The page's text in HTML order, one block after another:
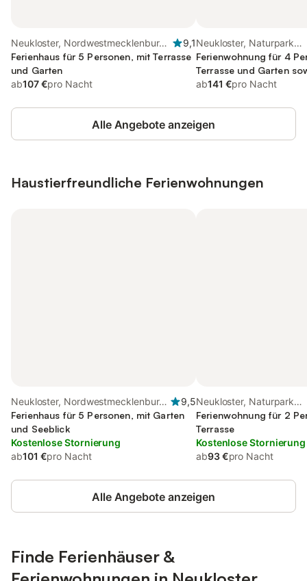
Neukloster, Nordwestmecklenburg
(Wismar und Umgebung)
9,1
Ferienhaus für 5 Personen, mit Terrasse
und Garten
ab107 €pro Nacht
Neukloster, Naturpark
Nossentiner/Schwinzer
Ferienwohnung für 4
Terrasse und Garten
ab141 €pro Nacht
Alle Angebote anzeigen
Haustierfreundliche Ferienwohnungen
Neukloster, Nordwestmecklenburg
(Wismar und Umgebung)
9,5
Ferienhaus für 5 Personen, mit Garten
und Seeblick
Kostenlose Stornierung
ab101 €pro Nacht
Neukloster, Naturpark
Nossentiner/Schwinzer
Ferienwohnung für 2
Terrasse
Kostenlose Stornierung
ab93 €pro Nacht
Alle Angebote anzeigen
Finde Ferienhäuser &